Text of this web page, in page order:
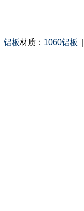
铝板材质： 1060铝板